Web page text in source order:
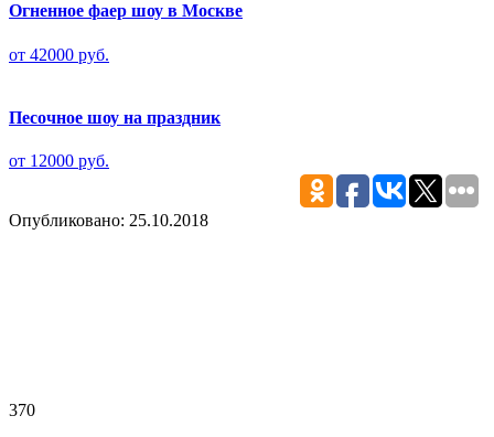
Огненное фаер шоу в Москве
от 42000 руб.
Песочное шоу на праздник
от 12000 руб.
Опубликовано: 25.10.2018
370